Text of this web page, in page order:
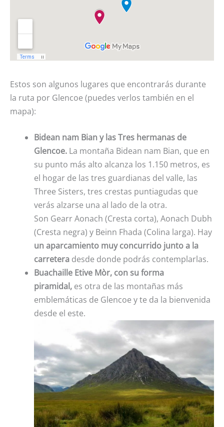
Estos son algunos lugares que encontrarás durante
la ruta por Glencoe (puedes verlos también en el
mapa):
Bidean nam Bian y las Tres hermanas de
Glencoe. La montaña Bidean nam Bian, que en
su punto más alto alcanza los 1.150 metros, es
el hogar de las tres guardianas del valle, las
Three Sisters, tres crestas puntiagudas que
verás alzarse una al lado de la otra.
Son Gearr Aonach (Cresta corta), Aonach Dubh
(Cresta negra) y Beinn Fhada (Colina larga). Hay
un aparcamiento muy concurrido junto a la
carretera desde donde podrás contemplarlas.
Buachaille Etive Mòr, con su forma
piramidal, es otra de las montañas más
emblemáticas de Glencoe y te da la bienvenida
desde el este.